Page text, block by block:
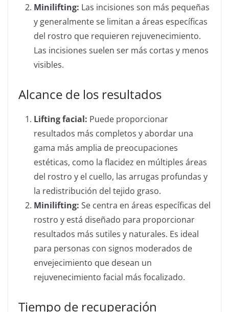
Minilifting: Las incisiones son más pequeñas
y generalmente se limitan a áreas específicas
del rostro que requieren rejuvenecimiento.
Las incisiones suelen ser más cortas y menos
visibles.
Alcance de los resultados
Lifting facial: Puede proporcionar
resultados más completos y abordar una
gama más amplia de preocupaciones
estéticas, como la flacidez en múltiples áreas
del rostro y el cuello, las arrugas profundas y
la redistribución del tejido graso.
Minilifting: Se centra en áreas específicas del
rostro y está diseñado para proporcionar
resultados más sutiles y naturales. Es ideal
para personas con signos moderados de
envejecimiento que desean un
rejuvenecimiento facial más focalizado.
Tiempo de recuperación